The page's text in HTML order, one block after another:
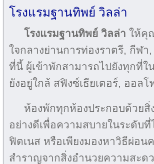
โรงแรมฐานทิพย์ วิลล่า
โรงแรมฐานทิพย์ วิลล่า ให้คุ
ใจกลางย่านการท่องราตรี, กีฬ
ที่นี้ ผู้เข้าพักสามารถไปยังทุกที่ใ
ยังอยู่ใกล้ สฟิงซ์เธียเตอร์, ออล
ห้องพักทุกห้องประกอบด้วย
อย่างดีเพื่อความสบายในระดับ
ฟิตเนส หรือเพียงมองหาวิธีผ่อ
สำราญจากสิ่งอำนวยความสะด